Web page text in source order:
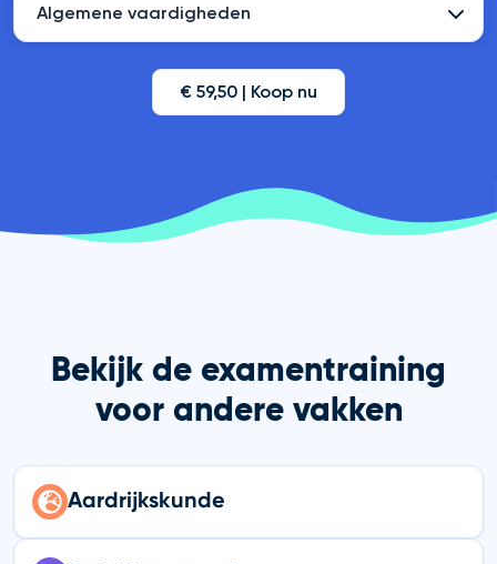
Algemene vaardigheden
€ 59,50 | Koop nu
Bekijk de examentraining
voor andere vakken
Aardrijkskunde